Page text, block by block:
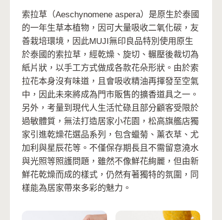
索拉草（Aeschynomene aspera）是原生於泰國
的一年生草本植物，因可大量吸收二氧化碳，友
善栽培環境，因此MUJI無印良品特別使用原生
於泰國的索拉草，經乾燥、旋切、輾壓後裁切為
紙片狀，以手工方式做成各款花朵形狀。由於索
拉花本身沒有味道，且會吸收精油再揮發至空氣
中，因此未來將成為門市販售的擴香道具之一。
另外，考量到現代人生活忙碌且部分顧客受限於
過敏體質，無法打造居家小花園，松高旗艦店獨
家引進乾燥花選品系列，包含蠟菊、薰衣草、尤
加利與星辰花等。不僅保存期長且不需留意澆水
與光照等照護問題，雖然不像鮮花絢麗，但由新
鮮花乾燥而成的樣式，仍然有著獨特的氛圍，同
樣能為居家帶來多彩的魅力。